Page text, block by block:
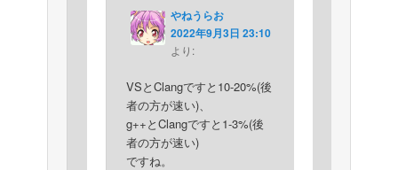
やねうらお
2022年9月3日 23:10
より:
VSとClangですと10-20%(後
者の方が速い)、
g++とClangですと1-3%(後
者の方が速い)
ですね。